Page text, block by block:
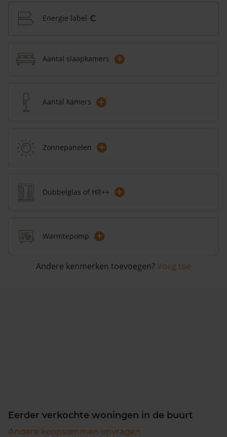
Energie label C
Aantal slaapkamers +
Aantal kamers +
Zonnepanelen +
Dubbelglas of HR++ +
Warmtepomp +
Andere kenmerken toevoegen? Voeg toe
Eerder verkochte woningen in de buurt
Andere koopsommen opvragen